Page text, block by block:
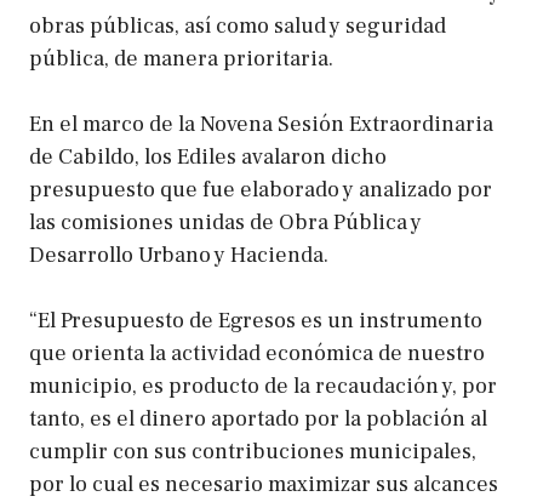
obras públicas, así como salud y seguridad
pública, de manera prioritaria.
En el marco de la Novena Sesión Extraordinaria
de Cabildo, los Ediles avalaron dicho
presupuesto que fue elaborado y analizado por
las comisiones unidas de Obra Pública y
Desarrollo Urbano y Hacienda.
“El Presupuesto de Egresos es un instrumento
que orienta la actividad económica de nuestro
municipio, es producto de la recaudación y, por
tanto, es el dinero aportado por la población al
cumplir con sus contribuciones municipales,
por lo cual es necesario maximizar sus alcances